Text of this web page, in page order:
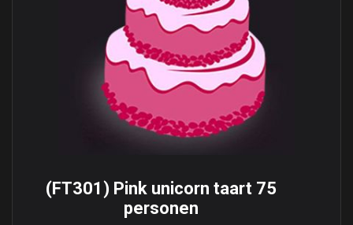
(FT301) Pink unicorn taart 75
personen